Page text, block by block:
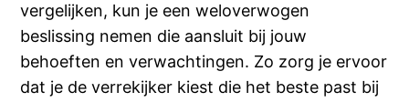
vergelijken, kun je een weloverwogen
beslissing nemen die aansluit bij jouw
behoeften en verwachtingen. Zo zorg je ervoor
dat je de verrekijker kiest die het beste past bij